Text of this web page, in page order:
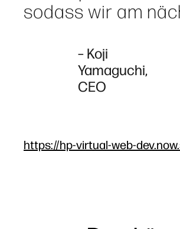
sodass wir am
– Koji
Yamaguchi,
CEO
https://hp-virtual-web-